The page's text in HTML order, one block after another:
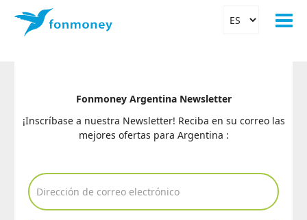
Fonmoney Argentina Newsletter
¡Inscríbase a nuestra Newsletter! Reciba en su correo las
mejores ofertas para Argentina :